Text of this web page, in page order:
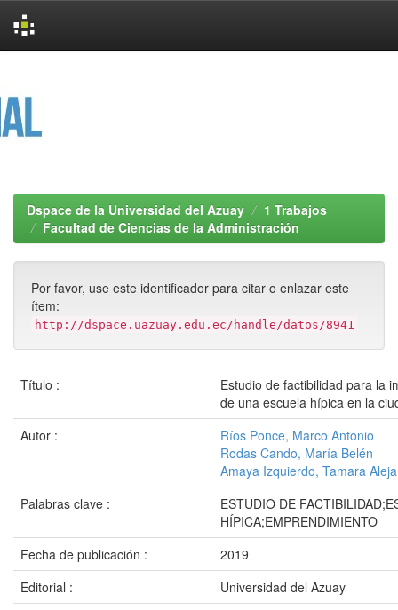
Dspace de la Universidad del Azuay
1 Trabajos
Facultad de Ciencias de la Administración
Por favor, use este identificador para citar o enlazar este
ítem:
http://dspace.uazuay.edu.ec/handle/datos/8941
Título :
Estudio de factibilidad para la
de una escuela hípica en la
Autor :
Ríos Ponce, Marco Antonio
Rodas Cando, María Belén
Amaya Izquierdo, Tamara
Palabras clave :
ESTUDIO DE
HÍPICA;EMPRENDIMIENTO
Fecha de publicación :
2019
Editorial :
Universidad del Azuay